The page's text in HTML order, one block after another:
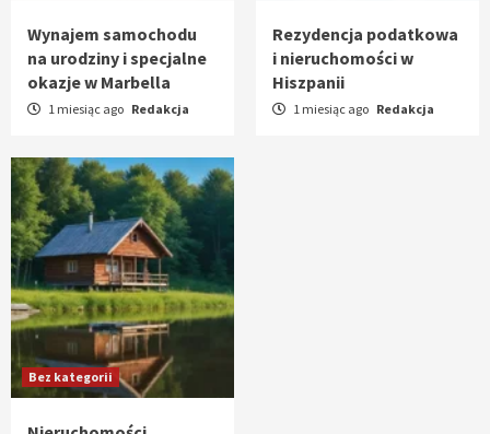
Wynajem samochodu
na urodziny i specjalne
okazje w Marbella
1 miesiąc ago Redakcja
Rezydencja podatkowa
i nieruchomości w
Hiszpanii
1 miesiąc ago Redakcja
Bez kategorii